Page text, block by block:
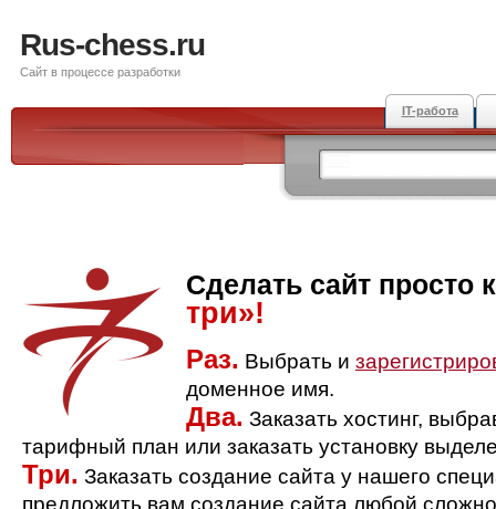
Rus-chess.ru
Сайт в процессе разработки
IT-работа
Сделать сайт просто
три»!
Раз. Выбрать и
доменное имя.
Два. Заказать хостинг,
тарифный план или заказать установку
Три. Заказать создание сайта у нашего
предложить вам создание сайта любой